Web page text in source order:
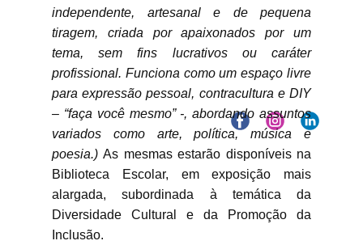
independente, artesanal e de pequena
tiragem, criada por apaixonados por um
tema, sem fins lucrativos ou caráter
profissional. Funciona como um espaço livre
para expressão pessoal, contracultura e DIY
– “faça você mesmo” -, abordando assuntos
variados como arte, política, música e
poesia.)As mesmas estarão disponíveis na
Biblioteca Escolar, em exposição mais
alargada, subordinada à temática da
Diversidade Cultural e da Promoção da
Inclusão.